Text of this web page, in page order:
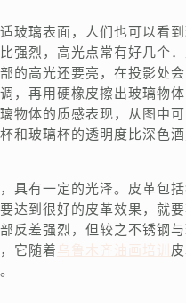
玻璃表面，人们也可以看
强烈，高光点常有好几个
的高光还要亮，在投影处
，再用硬橡皮擦出玻璃物
物体的质感表现，从图中
和玻璃杯的透明度比深色酒
具有一定的光泽。皮革包
达到很好的皮革效果，就
反差强烈，但较之不锈钢
它随着乌鲁木齐油画培训